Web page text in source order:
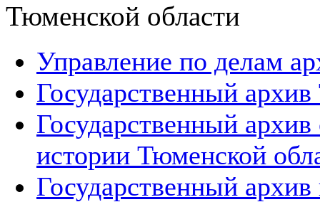
Тюменской области
Управление по делам
Государственный
Государственный
истории Тюменской
Государственный архив